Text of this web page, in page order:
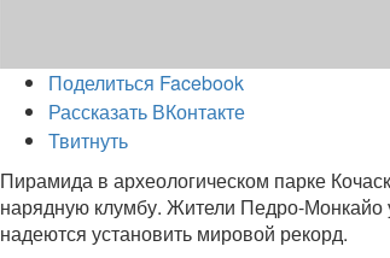
Поделиться Facebook
Рассказать ВКонтакте
Твитнуть
Пирамида в археологическом парке
нарядную клумбу. Жители Педро-Монкайо
надеются установить мировой рекорд.